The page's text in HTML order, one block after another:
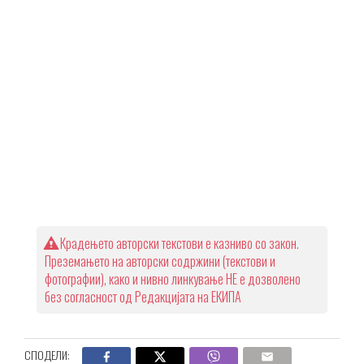
Крадењето авторски текстови е казниво со закон.
Преземањето на авторски содржини (текстови и
фотографии), како и нивно линкување НЕ е дозволено
без согласност од Редакцијата на ЕКИПА
СПОДЕЛИ: